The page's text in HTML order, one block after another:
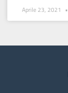
Aprile 23, 2021